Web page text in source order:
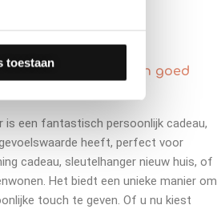
toestaan
notitieboekje een goed
is een fantastisch persoonlijk cadeau,
heeft, perfect voor
cadeau, sleutelhanger nieuw huis, of
Het biedt een unieke manier om
touch te geven. Of u nu kiest